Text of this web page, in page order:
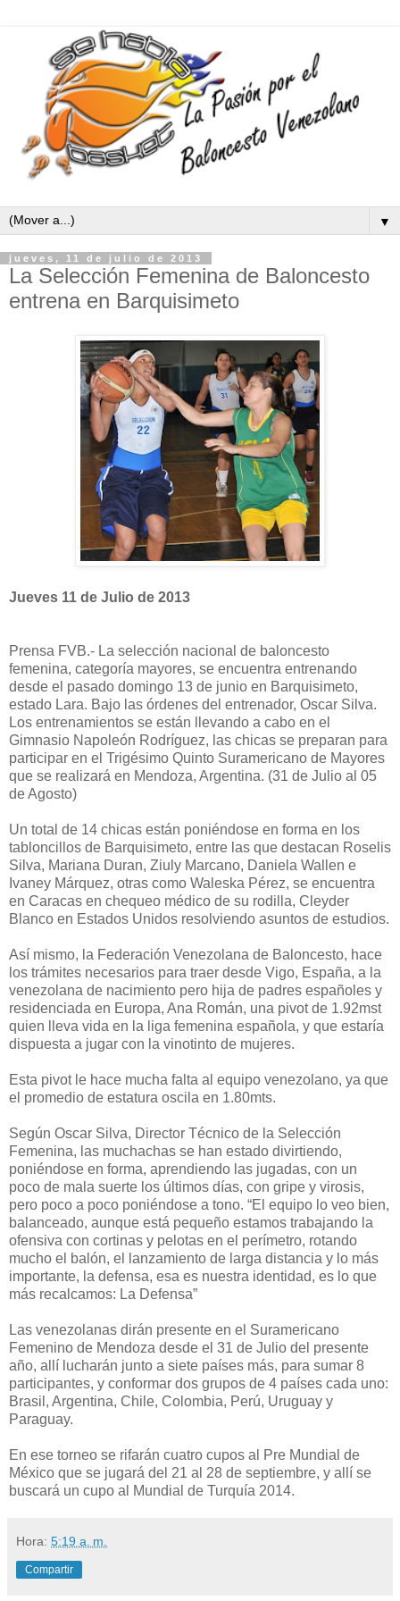
▼
jueves, 11 de julio de 2013
La Selección Femenina de Baloncesto
entrena en Barquisimeto
Jueves 11 de Julio de 2013
Prensa FVB.- La selección nacional de baloncesto
femenina, categoría mayores, se encuentra entrenando
desde el pasado domingo 13 de junio en Barquisimeto,
estado Lara. Bajo las órdenes del entrenador, Oscar Silva.
Los entrenamientos se están llevando a cabo en el
Gimnasio Napoleón Rodríguez, las chicas se preparan para
participar en el Trigésimo Quinto Suramericano de Mayores
que se realizará en Mendoza, Argentina. (31 de Julio al 05
de Agosto)
Un total de 14 chicas están poniéndose en forma en los
tabloncillos de Barquisimeto, entre las que destacan Roselis
Silva, Mariana Duran, Ziuly Marcano, Daniela Wallen e
Ivaney Márquez, otras como Waleska Pérez, se encuentra
en Caracas en chequeo médico de su rodilla, Cleyder
Blanco en Estados Unidos resolviendo asuntos de estudios.
Así mismo, la Federación Venezolana de Baloncesto, hace
los trámites necesarios para traer desde Vigo, España, a la
venezolana de nacimiento pero hija de padres españoles y
residenciada en Europa, Ana Román, una pivot de 1.92mst
quien lleva vida en la liga femenina española, y que estaría
dispuesta a jugar con la vinotinto de mujeres.
Esta pivot le hace mucha falta al equipo venezolano, ya que
el promedio de estatura oscila en 1.80mts.
Según Oscar Silva, Director Técnico de la Selección
Femenina, las muchachas se han estado divirtiendo,
poniéndose en forma, aprendiendo las jugadas, con un
poco de mala suerte los últimos días, con gripe y virosis,
pero poco a poco poniéndose a tono. “El equipo lo veo bien,
balanceado, aunque está pequeño estamos trabajando la
ofensiva con cortinas y pelotas en el perímetro, rotando
mucho el balón, el lanzamiento de larga distancia y lo más
importante, la defensa, esa es nuestra identidad, es lo que
más recalcamos: La Defensa”
Las venezolanas dirán presente en el Suramericano
Femenino de Mendoza desde el 31 de Julio del presente
año, allí lucharán junto a siete países más, para sumar 8
participantes, y conformar dos grupos de 4 países cada uno:
Brasil, Argentina, Chile, Colombia, Perú, Uruguay y
Paraguay.
En ese torneo se rifarán cuatro cupos al Pre Mundial de
México que se jugará del 21 al 28 de septiembre, y allí se
buscará un cupo al Mundial de Turquía 2014.
Hora: 5:19 a. m.
Compartir